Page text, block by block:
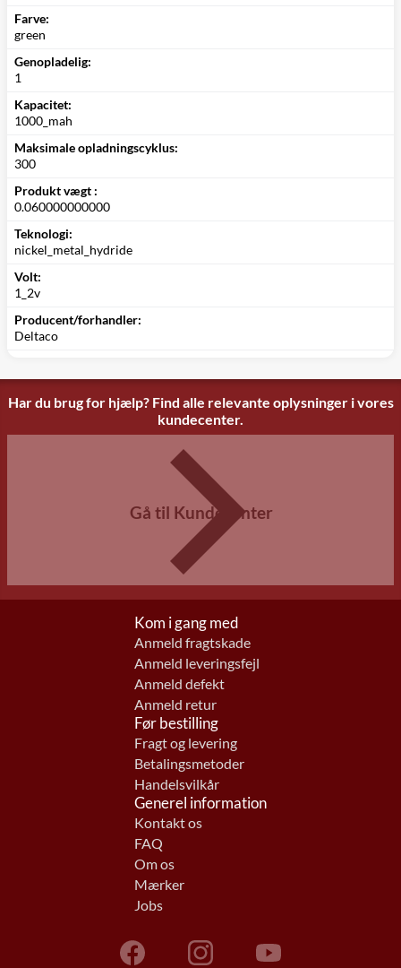
Farve:
green
Genopladelig:
1
Kapacitet:
1000_mah
Maksimale opladningscyklus:
300
Produkt vægt :
0.060000000000
Teknologi:
nickel_metal_hydride
Volt:
1_2v
Producent/forhandler:
Deltaco
Har du brug for hjælp? Find alle relevante oplysninger i vores
kundecenter.
Gå til Kundecenter
Kom i gang med
Anmeld fragtskade
Anmeld leveringsfejl
Anmeld defekt
Anmeld retur
Før bestilling
Fragt og levering
Betalingsmetoder
Handelsvilkår
Generel information
Kontakt os
FAQ
Om os
Mærker
Jobs